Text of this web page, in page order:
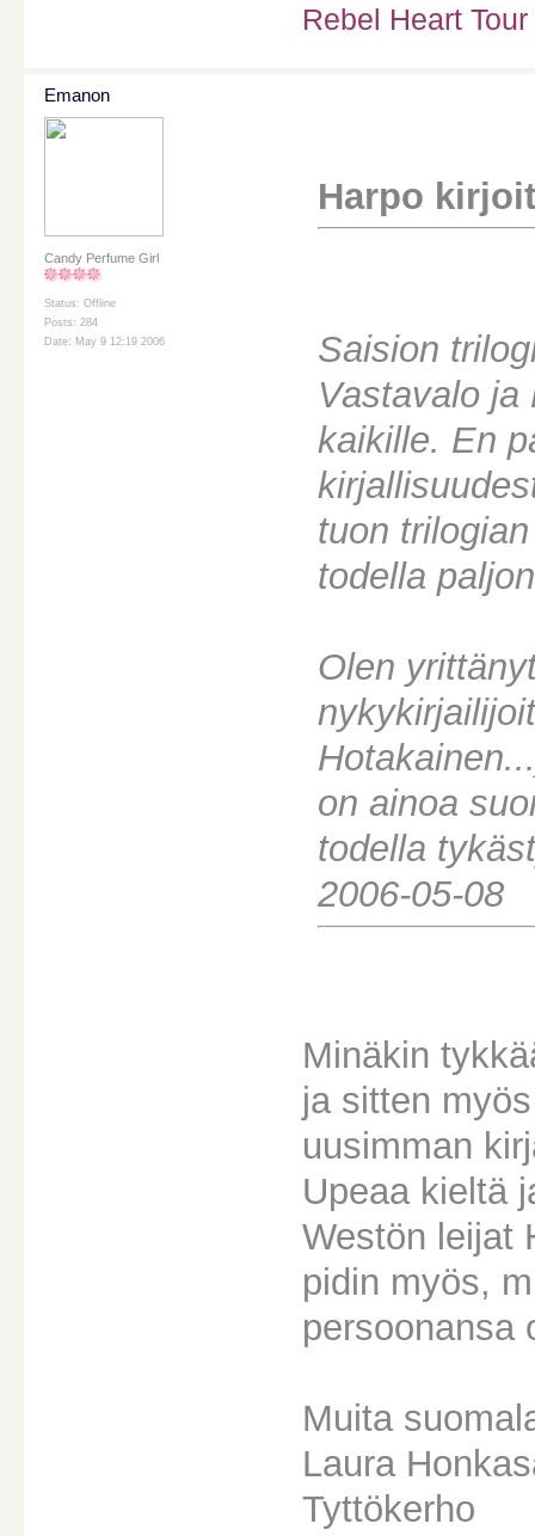
Rebel Heart
Emanon
Candy Perfume Girl
Status: Offline
Posts: 284
Date: May 9 12:19 2006
Harpo
Saision
Vastavalo ja
kaikille. En
tuon
todella
Olen
on ainoa
todella
2006-05-08
Minäkin
ja sitten
uusimman
Upeaa kieltä
Westön leijat
pidin myös,
persoonansa
Muita
Laura
Tyttökerho